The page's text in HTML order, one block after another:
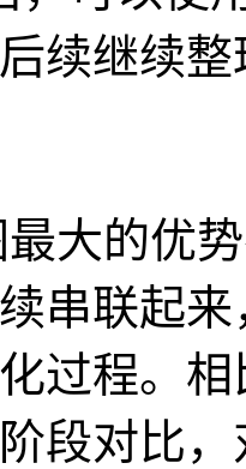
续继续
大的优
串联起
过程。
段对比